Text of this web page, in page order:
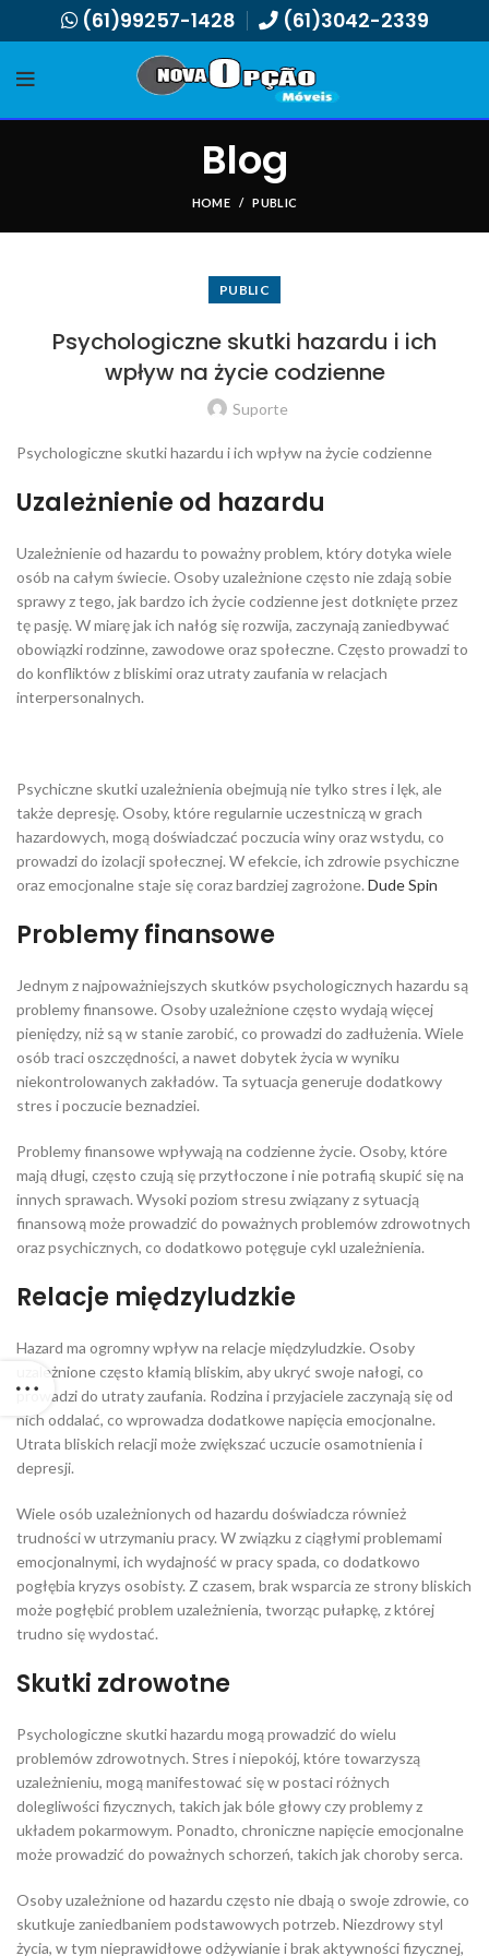
(61)99257-1428 (61)3042-2339
Blog
HOME PUBLIC
PUBLIC
Psychologiczne skutki hazardu i ich
wpływ na życie codzienne
Suporte
Psychologiczne skutki hazardu i ich wpływ na życie codzienne
Uzależnienie od hazardu
Uzależnienie od hazardu to poważny problem, który dotyka wiele
osób na całym świecie. Osoby uzależnione często nie zdają sobie
sprawy z tego, jak bardzo ich życie codzienne jest dotknięte przez
tę pasję. W miarę jak ich nałóg się rozwija, zaczynają zaniedbywać
obowiązki rodzinne, zawodowe oraz społeczne. Często prowadzi to
do konfliktów z bliskimi oraz utraty zaufania w relacjach
interpersonalnych.
Psychiczne skutki uzależnienia obejmują nie tylko stres i lęk, ale
także depresję. Osoby, które regularnie uczestniczą w grach
hazardowych, mogą doświadczać poczucia winy oraz wstydu, co
prowadzi do izolacji społecznej. W efekcie, ich zdrowie psychiczne
oraz emocjonalne staje się coraz bardziej zagrożone. Dude Spin
Problemy finansowe
Jednym z najpoważniejszych skutków psychologicznych hazardu są
problemy finansowe. Osoby uzależnione często wydają więcej
pieniędzy, niż są w stanie zarobić, co prowadzi do zadłużenia. Wiele
osób traci oszczędności, a nawet dobytek życia w wyniku
niekontrolowanych zakładów. Ta sytuacja generuje dodatkowy
stres i poczucie beznadziei.
Problemy finansowe wpływają na codzienne życie. Osoby, które
mają długi, często czują się przytłoczone i nie potrafią skupić się na
innych sprawach. Wysoki poziom stresu związany z sytuacją
finansową może prowadzić do poważnych problemów zdrowotnych
oraz psychicznych, co dodatkowo potęguje cykl uzależnienia.
Relacje międzyludzkie
Hazard ma ogromny wpływ na relacje międzyludzkie. Osoby
uzależnione często kłamią bliskim, aby ukryć swoje nałogi, co
prowadzi do utraty zaufania. Rodzina i przyjaciele zaczynają się od
nich oddalać, co wprowadza dodatkowe napięcia emocjonalne.
Utrata bliskich relacji może zwiększać uczucie osamotnienia i
depresji.
Wiele osób uzależnionych od hazardu doświadcza również
trudności w utrzymaniu pracy. W związku z ciągłymi problemami
emocjonalnymi, ich wydajność w pracy spada, co dodatkowo
pogłębia kryzys osobisty. Z czasem, brak wsparcia ze strony bliskich
może pogłębić problem uzależnienia, tworząc pułapkę, z której
trudno się wydostać.
Skutki zdrowotne
Psychologiczne skutki hazardu mogą prowadzić do wielu
problemów zdrowotnych. Stres i niepokój, które towarzyszą
uzależnieniu, mogą manifestować się w postaci różnych
dolegliwości fizycznych, takich jak bóle głowy czy problemy z
układem pokarmowym. Ponadto, chroniczne napięcie emocjonalne
może prowadzić do poważnych schorzeń, takich jak choroby serca.
Osoby uzależnione od hazardu często nie dbają o swoje zdrowie, co
skutkuje zaniedbaniem podstawowych potrzeb. Niezdrowy styl
życia, w tym nieprawidłowe odżywianie i brak aktywności fizycznej,